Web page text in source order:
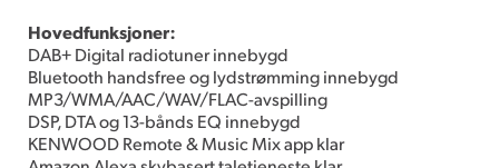
Hovedfunksjoner:
DAB+ Digital radiotuner innebygd
Bluetooth handsfree og lydstrømming innebygd
MP3/WMA/AAC/WAV/FLAC-avspilling
DSP, DTA og 13-bånds EQ innebygd
KENWOOD Remote & Music Mix app klar